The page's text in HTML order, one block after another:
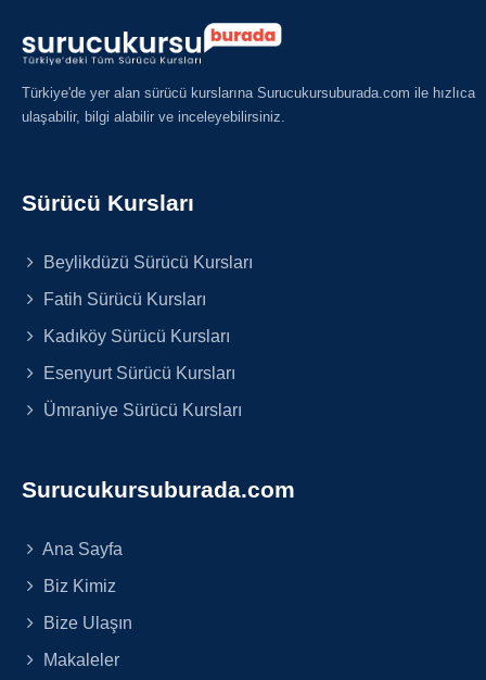
Türkiye'de yer alan sürücü kurslarına Surucukursuburada.com ile hızlıca
ulaşabilir, bilgi alabilir ve inceleyebilirsiniz.
Sürücü Kursları
Beylikdüzü Sürücü Kursları
Fatih Sürücü Kursları
Kadıköy Sürücü Kursları
Esenyurt Sürücü Kursları
Ümraniye Sürücü Kursları
Surucukursuburada.com
Ana Sayfa
Biz Kimiz
Bize Ulaşın
Makaleler